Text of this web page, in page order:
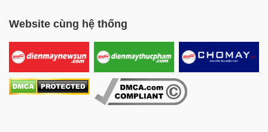
Website cùng hệ thống